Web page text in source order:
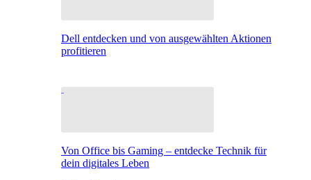
Dell entdecken und von ausgewählten Aktionen
profitieren
Von Office bis Gaming – entdecke Technik für
dein digitales Leben